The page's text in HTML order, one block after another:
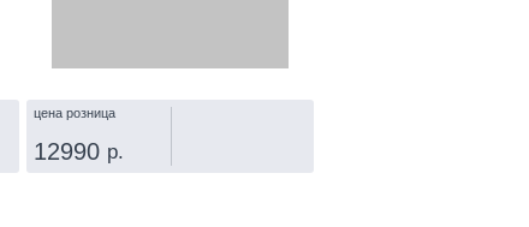
цена розница
12990 р.